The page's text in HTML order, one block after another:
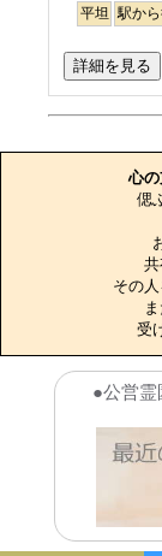
平坦 駅か
詳細を見る
心の
偲
共
その
受
●公営霊